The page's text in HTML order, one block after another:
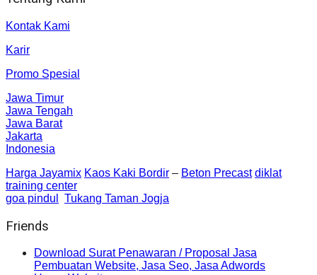
Kontak Kami
Karir
Promo Spesial
Jawa Timur
Jawa Tengah
Jawa Barat
Jakarta
Indonesia
Harga Jayamix Kaos Kaki Bordir – Beton Precast diklat
training center
goa pindul
Tukang Taman Jogja
Friends
Download Surat Penawaran / Proposal Jasa
Pembuatan Website, Jasa Seo, Jasa Adwords